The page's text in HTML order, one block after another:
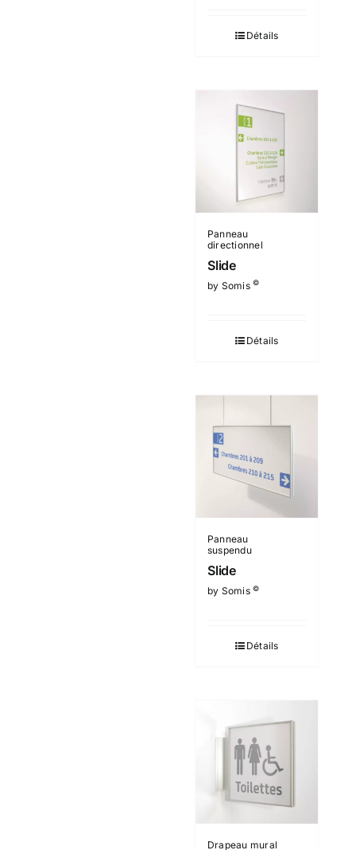
Détails
Panneau
directionnel
Slide
by Somis©
Détails
Panneau
suspendu
Slide
by Somis©
Détails
Drapeau mural